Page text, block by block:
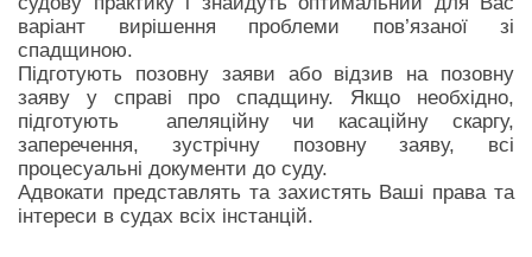
варіант вирішення проблеми пов’язаної зі
спадщиною.
Підготують позовну заяви або відзив на позовну
заяву у справі про спадщину. Якщо необхідно,
підготують апеляційну чи касаційну скаргу,
заперечення, зустрічну позовну заяву, всі
процесуальні документи до суду.
Адвокати представлять та захистять Ваші права та
інтереси в судах всіх інстанцій.